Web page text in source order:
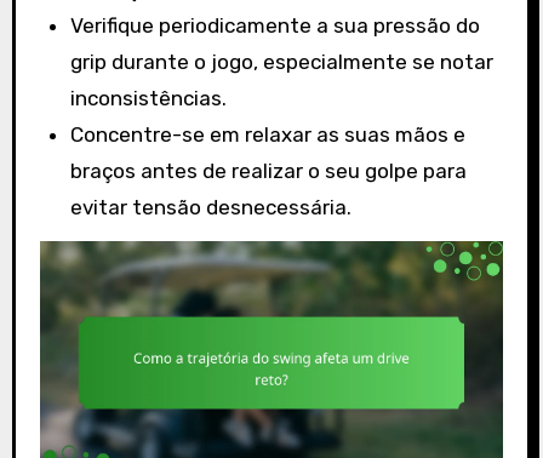
Verifique periodicamente a sua pressão do
grip durante o jogo, especialmente se notar
inconsistências.
Concentre-se em relaxar as suas mãos e
braços antes de realizar o seu golpe para
evitar tensão desnecessária.